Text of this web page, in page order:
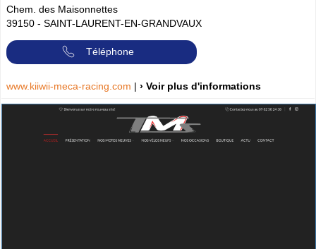
Chem. des Maisonnettes
39150 - SAINT-LAURENT-EN-GRANDVAUX
Téléphone
www.kiiwii-meca-racing.com | › Voir plus d'informations